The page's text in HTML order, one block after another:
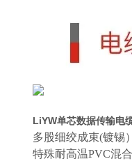
LiYW单芯数据传输电
多股细绞成束(镀锡
特殊耐高温PVC混